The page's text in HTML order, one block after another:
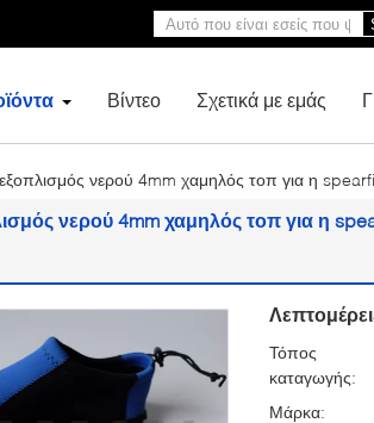
Βίντεο Σχετικά με εμάς
εξοπλισμός νερού 4mm χαμηλός τοπ για η
νερού 4mm χαμηλός τοπ για η
Τόπος
καταγωγής:
Μάρκα: